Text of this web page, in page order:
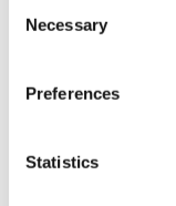
Selection
Necessary
Preferences
Statistics
Opvulpapier